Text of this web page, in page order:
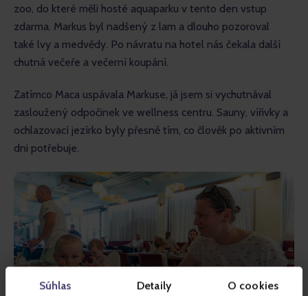
Súhlas Detaily O cookies
zoo, do které měli hosté aquaparku v tento den vstup
zdarma. Markus byl nadšený z lam a dlouho pozoroval
také lvy a medvědy. Po návratu na hotel nás čekala další
chutná večeře a večerní koupání.
Zatímco Maca uspávala Markuse, já jsem si vychutnával
zasloužený odpočinek ve wellness centru. Sauny, vířivky a
ochlazovací jezírko byly přesně tím, co člověk po aktivním
dni potřebuje.